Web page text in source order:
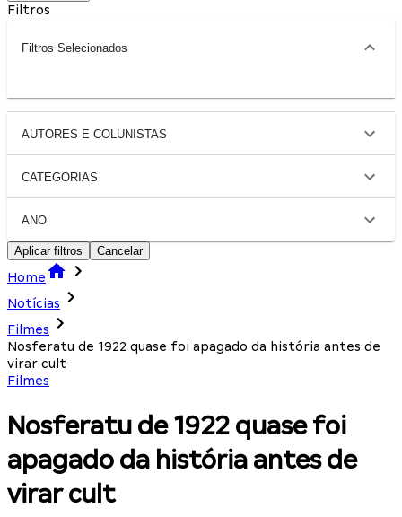
Filtros
Filtros Selecionados
AUTORES E COLUNISTAS
CATEGORIAS
ANO
Aplicar filtros Cancelar
Home
Notícias
Filmes
Nosferatu de 1922 quase foi apagado da história antes de
virar cult
Filmes
Nosferatu de 1922 quase foi
apagado da história antes de
virar cult